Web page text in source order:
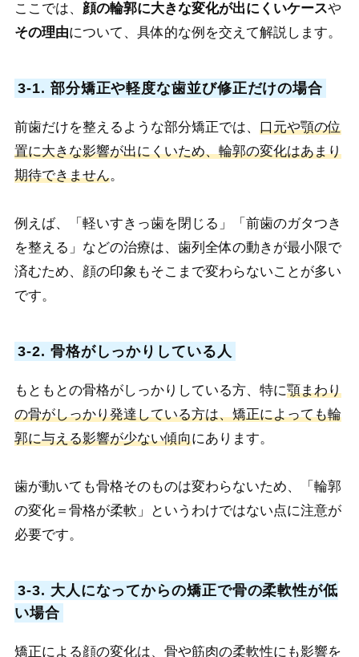
ここでは、 顔の輪郭に大きな変化が出にくいケースや
その理由について、具体的な例を交えて解説します。
3-1. 部分矯正や軽度な歯並び修正だけの場合
前歯だけを整えるような部分矯正では、 口元や顎の位
置に大きな影響が出にくいため、輪郭の変化はあまり
期待できません。
例えば、「軽いすきっ歯を閉じる」「前歯のガタつき
を整える」などの治療は、歯列全体の動きが最小限で
済むため、顔の印象もそこまで変わらないことが多い
です。
3-2. 骨格がしっかりしている人
もともとの骨格がしっかりしている方、特に顎まわり
の骨がしっかり発達している方は、矯正によっても輪
郭に与える影響が少ない傾向にあります。
歯が動いても骨格そのものは変わらないため、「輪郭
の変化＝骨格が柔軟」というわけではない点に注意が
必要です。
3-3. 大人になってからの矯正で骨の柔軟性が低
い場合
矯正による顔の変化は、骨や筋肉の柔軟性にも影響を